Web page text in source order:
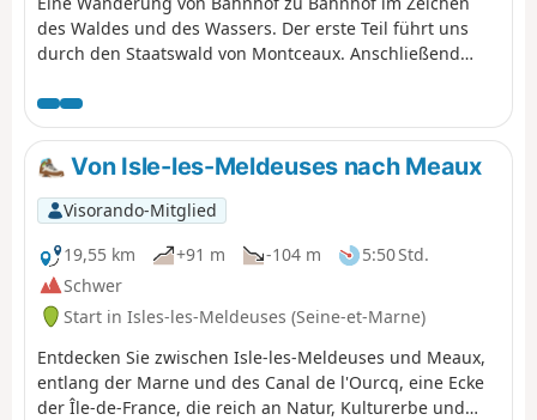
des Waldes und des Wassers. Der erste Teil führt uns
durch den Staatswald von Montceaux. Anschließend
bewirtschaftetes Plateau hinaufsteigen. Der letzte Teil
verläuft entlang des Canal de l'Ourcq und führt uns zum
Zusammenfluss von Marne und Ourcq.
Von Isle-les-Meldeuses nach Meaux
Visorando-Mitglied
19,55 km
+91 m -104 m
5:50 Std.
Schwer
Start in Isles-les-Meldeuses (Seine-et-Marne)
Entdecken Sie zwischen Isle-les-Meldeuses und Meaux,
entlang der Marne und des Canal de l'Ourcq, eine Ecke
der Île-de-France, die reich an Natur, Kulturerbe und